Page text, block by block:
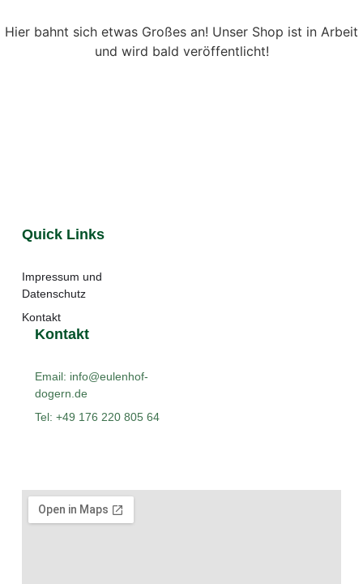
Hier bahnt sich etwas Großes an! Unser Shop ist in Arbeit
und wird bald veröffentlicht!
Quick Links
Impressum und
Datenschutz
Kontakt
Kontakt
Email: info@eulenhof-
dogern.de
Tel: +49 176 220 805 64